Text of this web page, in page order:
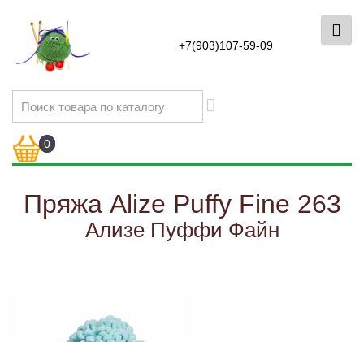
+7(903)107-59-09
0
Пряжа Alize Puffy Fine 263
Ализе Пуффи Файн